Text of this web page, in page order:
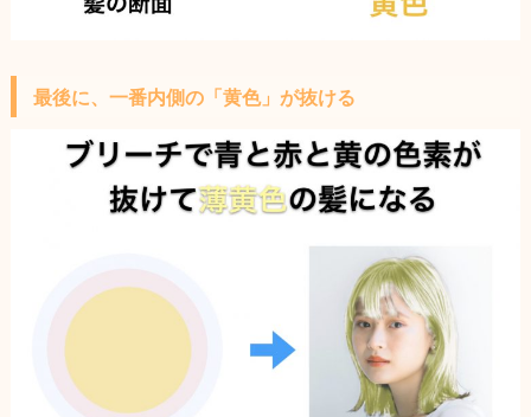
最後に、一番内側の「黄色」が抜ける